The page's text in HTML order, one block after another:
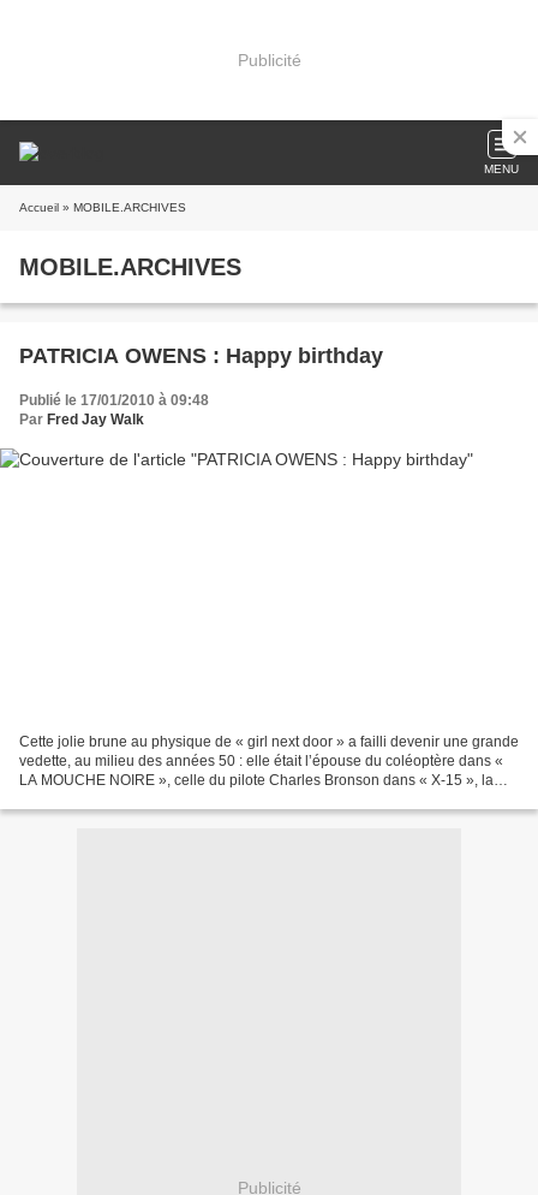
Publicité
MENU
Accueil » MOBILE.ARCHIVES
MOBILE.ARCHIVES
PATRICIA OWENS : Happy birthday
Publié le 17/01/2010 à 09:48
Par Fred Jay Walk
Cette jolie brune au physique de « girl next door » a failli devenir une grande
vedette, au milieu des années 50 : elle était l’épouse du coléoptère dans «
LA MOUCHE NOIRE », celle du pilote Charles Bronson dans « X-15 », la
Publicité